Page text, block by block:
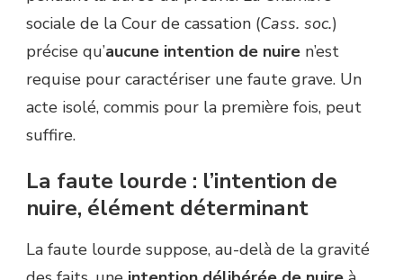
sociale de la Cour de cassation (Cass. soc.)
précise qu’aucune intention de nuire n’est
requise pour caractériser une faute grave. Un
acte isolé, commis pour la première fois, peut
suffire.
La faute lourde : l’intention de
nuire, élément déterminant
La faute lourde suppose, au-delà de la gravité